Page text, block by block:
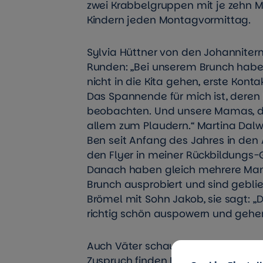
zwei Krabbelgruppen mit je zehn
Kindern jeden Montagvormittag.
Sylvia Hüttner von den
Runden: „Bei unserem Brunch
nicht in die Kita gehen, erste
Das Spannende für mich ist, deren
beobachten. Und unsere Mamas,
allem zum Plaudern.“ Martina
Ben seit Anfang des Jahres in den
den Flyer in meiner
Danach haben gleich mehrere
Brunch ausprobiert und sind
Brömel mit Sohn Jakob, sie sagt:
richtig schön auspowern und
Auch Väter schauen im Aktiv-Treff